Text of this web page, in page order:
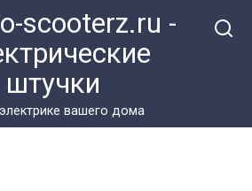
scooterz.ru -
штучки
вашего дома